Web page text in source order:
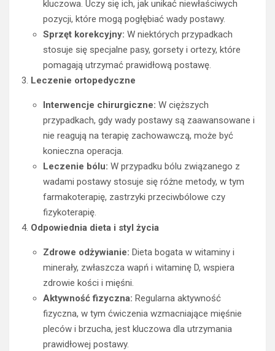
kluczowa. Uczy się ich, jak unikać niewłaściwych
pozycji, które mogą pogłębiać wady postawy.
Sprzęt korekcyjny: W niektórych przypadkach
stosuje się specjalne pasy, gorsety i ortezy, które
pomagają utrzymać prawidłową postawę.
Leczenie ortopedyczne
Interwencje chirurgiczne: W cięższych
przypadkach, gdy wady postawy są zaawansowane i
nie reagują na terapię zachowawczą, może być
konieczna operacja.
Leczenie bólu: W przypadku bólu związanego z
wadami postawy stosuje się różne metody, w tym
farmakoterapię, zastrzyki przeciwbólowe czy
fizykoterapię.
Odpowiednia dieta i styl życia
Zdrowe odżywianie: Dieta bogata w witaminy i
minerały, zwłaszcza wapń i witaminę D, wspiera
zdrowie kości i mięśni.
Aktywność fizyczna: Regularna aktywność
fizyczna, w tym ćwiczenia wzmacniające mięśnie
pleców i brzucha, jest kluczowa dla utrzymania
prawidłowej postawy.